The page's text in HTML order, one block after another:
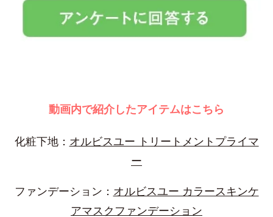
動画内で紹介したアイテムはこちら
化粧下地： オルビスユー トリートメントプライマ
ー
ファンデーション： オルビスユー カラースキンケ
アマスクファンデーション